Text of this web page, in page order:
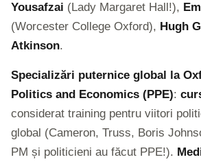
Yousafzai (Lady Margaret Hall!),
(Worcester College Oxford), Hugh
Atkinson.
Specializări puternice global la
Politics and Economics (PPE):
considerat training pentru viitori
global (Cameron, Truss, Boris
PM și politicieni au făcut PPE!).